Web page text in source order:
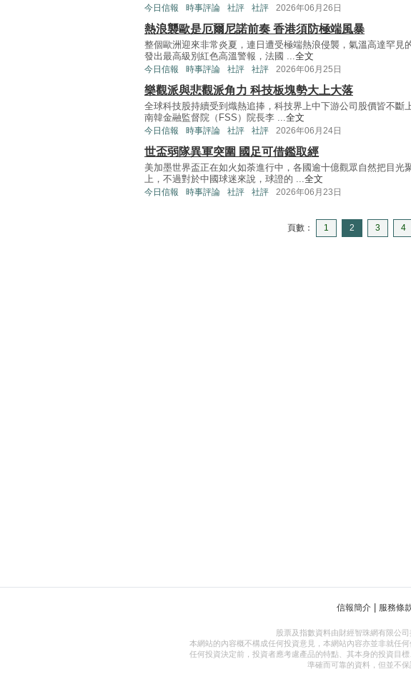
今日信報 時事評論 社評 社評 2026年06月26日
熱浪襲歐是厄爾尼諾前奏 香港須防極端風暴
整個歐洲迎來非常炎夏，連日遭受極端熱浪侵襲，氣溫高達罕見
發出最高級別紅色高溫警報，法國 ...全文
今日信報 時事評論 社評 社評 2026年06月25日
樂觀派與悲觀派角力 科技板塊勢大上大落
全球科技股持續受到熾熱追捧，科技界上中下游公司股價皆不斷
南韓金融監督院（FSS）院長李 ...全文
今日信報 時事評論 社評 社評 2026年06月24日
世盃弱隊異軍突圍 國足可借鑑取經
美加墨世界盃正在如火如荼進行中，各國逾十億觀眾自然把目光
上，不過對於中國球迷來說，球證的 ...全文
今日信報 時事評論 社評 社評 2026年06月23日
頁數： 1 2 3 4
信報簡介 服務條
股票及指數資料由財經智珠網有限公
本網站的內容概不構成任何投資意見，本網站內容亦並非就任
任何投資決定前，投資者應考慮產品的特點、其本身的投資目
準確而可靠的資料，但並不